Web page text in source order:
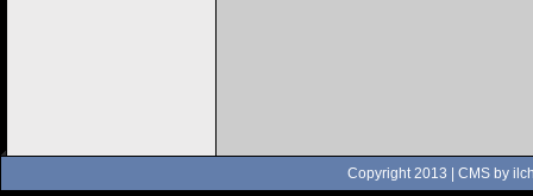
Copyright 2013 | CMS by